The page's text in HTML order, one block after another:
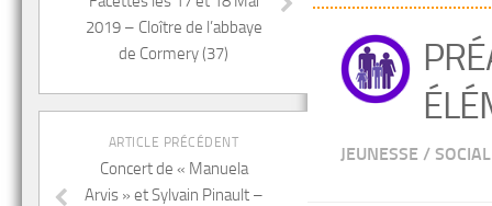
JEUNESSE / SOCIAL
2019 – Cloître de l’abbaye
de Cormery (37)
ARTICLE PRÉCÉDENT
Concert de « Manuela
Arvis » et Sylvain Pinault –